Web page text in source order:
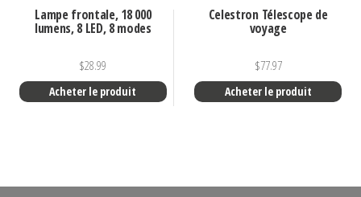
Lampe frontale, 18 000
lumens, 8 LED, 8 modes
$28.99
Acheter le produit
Celestron Télescope de
voyage
$77.97
Acheter le produit